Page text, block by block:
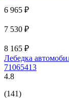
6 965 ₽
7 530 ₽
8 165 ₽
Лебедка
71065413
4.8
(141)